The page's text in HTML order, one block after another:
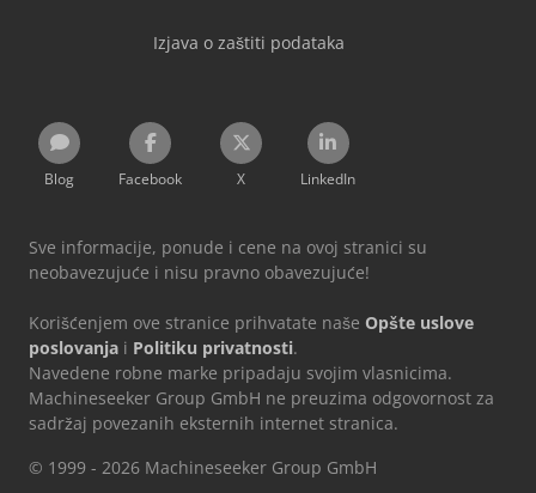
Izjava o zaštiti podataka
Blog Facebook X LinkedIn
Sve informacije, ponude i cene na ovoj stranici su
neobavezujuće i nisu pravno obavezujuće!
Korišćenjem ove stranice prihvatate naše Opšte uslove
poslovanja i Politiku privatnosti.
Navedene robne marke pripadaju svojim vlasnicima.
Machineseeker Group GmbH ne preuzima odgovornost za
sadržaj povezanih eksternih internet stranica.
© 1999 - 2026 Machineseeker Group GmbH